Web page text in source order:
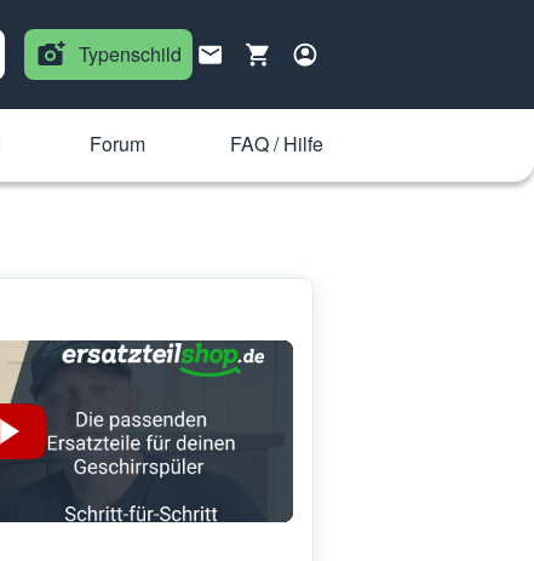
Typenschild
Forum FAQ / Hilfe